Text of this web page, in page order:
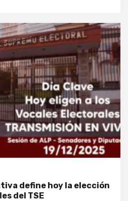
define hoy la elección
del TSE